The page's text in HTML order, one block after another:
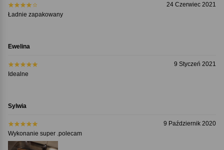
24 Czerwiec 2021
Ładnie zapakowany
Ewelina
9 Styczeń 2021
Idealne
Sylwia
9 Październik 2020
Wykonanie super .polecam